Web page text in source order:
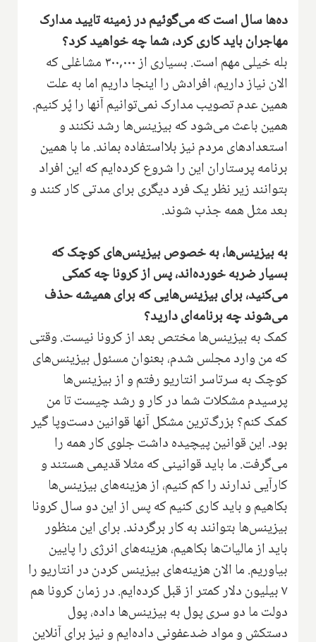
ده‌ها سال است که می‌گوئیم در زمینه تایید مدارک
مهاجران باید کاری کرد، شما چه خواهید کرد؟
بله خیلی مهم است. بسیاری از ۳۰۰,۰۰۰ مشاغلی که
الان نیاز داریم، افرادش را اینجا داریم اما به علت
همین عدم تصویب مدارک نمی‌توانیم آنها را پُر کنیم.
همین باعث می‌شود که بیزینس‌ها رشد نکنند و
استعدادهای مردم نیز بلااستفاده بماند. ما با همین
برنامه پرستاران این را شروع کرده‌ایم که این افراد
بتوانند زیر نظر یک فرد دیگری برای مدتی کار کنند و
بعد مثل همه جذب شوند.
به بیزینس‌ها، به خصوص بیزینس‌های کوچک که
بسیار ضربه خورده‌اند، پس از کرونا چه کمکی
می‌کنید، برای بیزینس‌هایی که برای همیشه حذف
می‌شوند چه برنامه‌ای دارید؟
کمک به بیزینس‌ها مختص بعد از کرونا نیست. وقتی
که من وارد مجلس شدم، بعنوان مسئول بیزینس‌های
کوچک به سرتاسر انتاریو رفتم و از بیزینس‌ها
پرسیدم مشکلات شما در کار و رشد چیست تا من
کمک کنم؟ بزرگ‌ترین مشکل آنها قوانین دست‌وپا گیر
بود. این قوانین پیچیده داشت جلوی کار همه را
می‌گرفت. ما باید قوانینی که مثلا قدیمی هستند و
کارآیی ندارند را کم کنیم، از هزینه‌های بیزینس‌ها
بکاهیم و باید کاری کنیم که پس از این دو سال کرونا
بیزینس‌ها بتوانند به کار برگردند. برای این منظور
باید از مالیات‌ها بکاهیم، هزینه‌های انرژی را پایین
بیاوریم. ما الان هزینه‌های بیزینس کردن در انتاریو را
۷ بیلیون دلار کمتر از قبل کرده‌ایم. در زمان کرونا هم
دولت ما دو سری پول به بیزینس‌ها داده، پول
دستکش و مواد ضدعفونی داده‌ایم و نیز برای آنلاین